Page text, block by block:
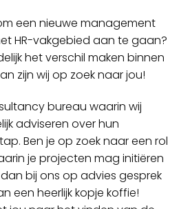
een nieuwe management
HR-vakgebied aan te gaan?
het verschil maken binnen
zijn wij op zoek naar jou!
bureau waarin wij
adviseren over hun
Ben je op zoek naar een rol
je projecten mag initiëren
bij ons op advies gesprek
een heerlijk kopje koffie!